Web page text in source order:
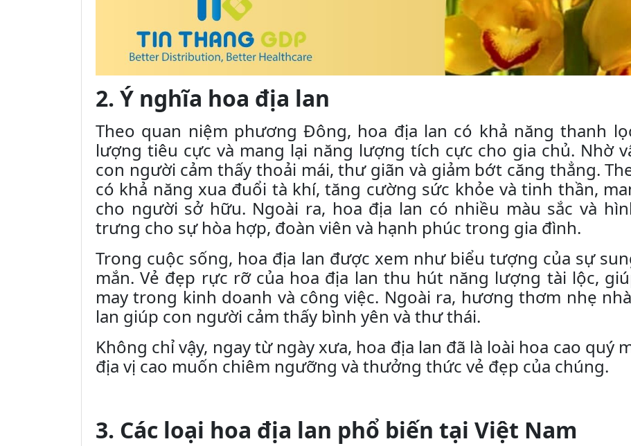
2. Ý nghĩa hoa địa lan
Theo quan niệm phương Đông, hoa địa lan có khả năng thanh
lượng tiêu cực và mang lại năng lượng tích cực cho gia chủ. Nhờ
con người cảm thấy thoải mái, thư giãn và giảm bớt căng thẳng.
có khả năng xua đuổi tà khí, tăng cường sức khỏe và tinh thần,
cho người sở hữu. Ngoài ra, hoa địa lan có nhiều màu sắc và
trưng cho sự hòa hợp, đoàn viên và hạnh phúc trong gia đình.
Trong cuộc sống, hoa địa lan được xem như biểu tượng của sự
mắn. Vẻ đẹp rực rỡ của hoa địa lan thu hút năng lượng tài lộc,
may trong kinh doanh và công việc. Ngoài ra, hương thơm nhẹ
lan giúp con người cảm thấy bình yên và thư thái.
Không chỉ vậy, ngay từ ngày xưa, hoa địa lan đã là loài hoa cao quý
địa vị cao muốn chiêm ngưỡng và thưởng thức vẻ đẹp của chúng.
3. Các loại hoa địa lan phổ biến tại Việt Nam